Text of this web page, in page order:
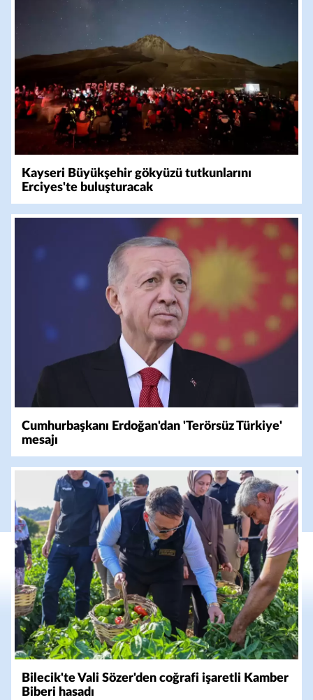
Kayseri Büyükşehir gökyüzü tutkunlarını
Erciyes'te buluşturacak
Cumhurbaşkanı Erdoğan'dan 'Terörsüz Türkiye'
mesajı
Bilecik'te Vali Sözer'den coğrafi işaretli Kamber
Biberi hasadı